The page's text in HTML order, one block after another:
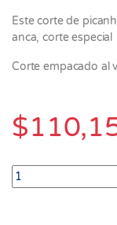
Este corte de
anca, corte especial
Corte empacado al
$
Picaña Punta de